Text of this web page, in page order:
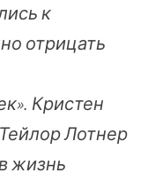
к
отрицать
Кристен
Лотнер
жизнь